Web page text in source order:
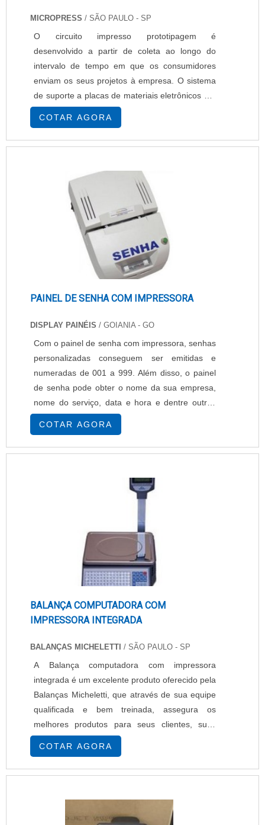
MICROPRESS / SÃO PAULO - SP
O circuito impresso prototipagem é
desenvolvido a partir de coleta ao longo do
intervalo de tempo em que os consumidores
enviam os seus projetos à empresa. O sistema
de suporte a placas de materiais eletrônicos e a
fabricação de protótipos são agrupados com os
outros pedidos e repassado à empresa
responsável pelo desenvolvimento de PCIs de
impresso A companhia que trata do circuito
impresso fabrica todos....
COTAR AGORA
PAINEL DE SENHA COM IMPRESSORA
DISPLAY PAINÉIS / GOIANIA - GO
Com o painel de senha com impressora, senhas
personalizadas conseguem ser emitidas e
numeradas de 001 a 999. Além disso, o painel
de senha pode obter o nome da sua empresa,
nome do serviço, data e hora e dentre outros
automático do papel (guihotina), - Capacidade
para 4 serviços, - Largura da bobina: 57mm, -
- Método de impressão: Témica,....
COTAR AGORA
BALANÇA COMPUTADORA COM
IMPRESSORA INTEGRADA
BALANÇAS MICHELETTI / SÃO PAULO - SP
A Balança computadora com impressora
integrada é um excelente produto oferecido pela
Balanças Micheletti, que através de sua equipe
qualificada e bem treinada, assegura os
melhores produtos para seus clientes, suas
empresas e negócios. Com altíssima qualidade,
a Balança computadora com impressora
integrada é a solução mais completa para
de todas dessas qualidades, a Balança
computadora com impresso....
COTAR AGORA